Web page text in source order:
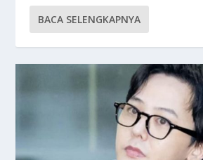
BACA SELENGKAPNYA